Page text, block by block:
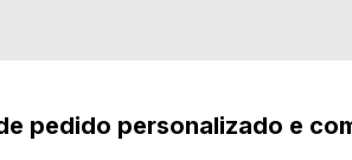
pedido personalizado e